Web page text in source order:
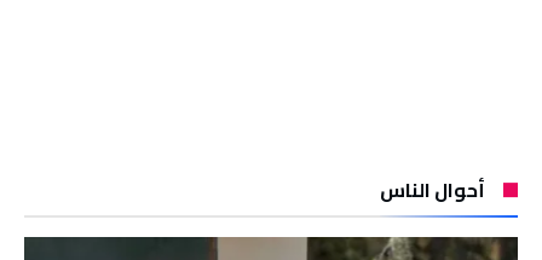
أحوال الناس